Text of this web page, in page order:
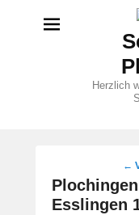
Herzlich
←
Esslingen